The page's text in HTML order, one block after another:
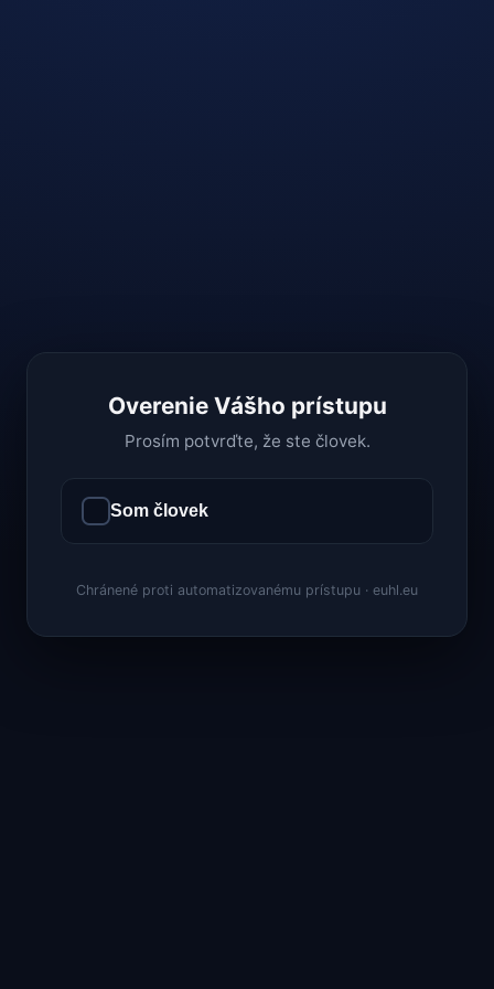
Overenie Vášho prístupu
Prosím potvrďte, že ste človek.
Som človek
Chránené proti automatizovanému prístupu · euhl.eu